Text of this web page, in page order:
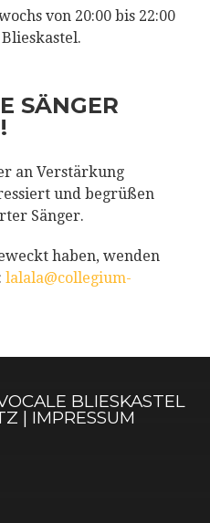
von 20:00 bis 22:00
SÄNGER
an Verstärkung
und begrüßen
Sänger.
haben, wenden
lalala@collegium-
BLIESKASTEL
| IMPRESSUM